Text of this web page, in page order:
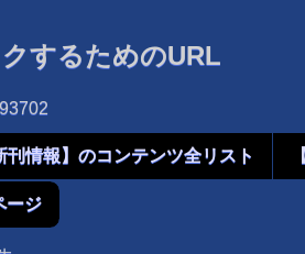
するためのURL
刊情報】のコンテンツ全リスト
ージ